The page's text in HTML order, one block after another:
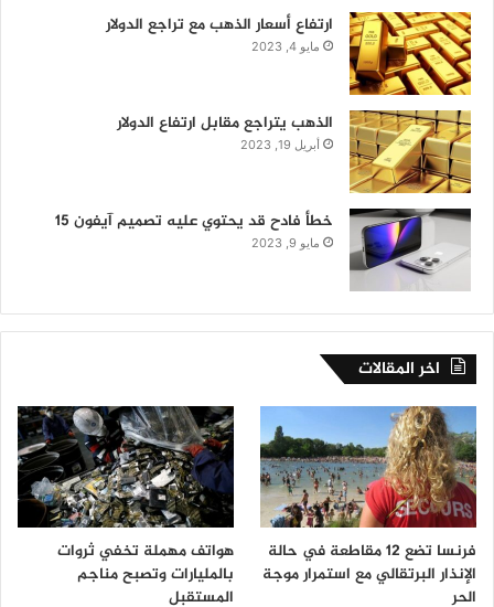
ارتفاع أسعار الذهب مع تراجع الدولار
مايو 4, 2023
الذهب يتراجع مقابل ارتفاع الدولار
أبريل 19, 2023
خطأ فادح قد يحتوي عليه تصميم آيفون 15
مايو 9, 2023
اخر المقالات
فرنسا تضع 12 مقاطعة في حالة
الإنذار البرتقالي مع استمرار موجة
الحر
هواتف مهملة تخفي ثروات
بالمليارات وتصبح مناجم
المستقبل